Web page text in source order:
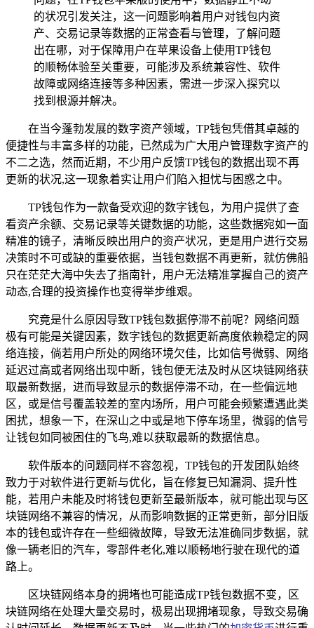
的状况引发关注，这一问题影响着用户对钱包内资
产、交易记录等数据的正常查看与管理，了解问题
出在哪，对于保障用户在苹果设备上使用TP钱包
的顺畅体验至关重要，可能涉及系统兼容性、软件
故障或网络连接等多种因素，需进一步深入探究以
找到根源并解决。
在当今蓬勃发展的数字资产领域，TP钱包凭借其卓越的
便捷性与丰富多样的功能，已然成为广大用户管理数字资产的
不二之选，然而近期，不少用户反馈TP钱包的数据出现不再
更新的状况,这一现象着实让用户们陷入担忧与困惑之中。
TP钱包作为一款备受欢迎的数字钱包，为用户提供了查
看资产余额、交易记录等关键数据的功能，这些数据宛如一面
精准的镜子，清晰反映出用户的资产状况，更是用户进行交易
决策时不可或缺的重要依据，当钱包数据不再更新，就仿佛船
只在茫茫大海中失去了指南针，用户无法精准掌握自己的资产
动态,合理的投资操作也变得举步维艰。
究竟是什么原因导致TP钱包数据停滞不前呢？网络问题
极有可能是关键因素，数字钱包的数据更新高度依赖稳定的网
络连接，倘若用户所处的网络环境欠佳，比如信号微弱、网络
延迟过高或者网络出现中断，钱包便无法及时从区块链网络获
取最新数据，进而导致显示的数据停滞不动，在一些偏远地
区，或是信号覆盖较差的室内场所，用户可能会频繁遭遇此类
困扰，想象一下，在深山之中或是地下停车场里，微弱的信号
让钱包如同被困住的飞鸟,难以获取最新的数据信息。
软件版本的问题同样不容忽视，TP钱包的开发团队始终
致力于对软件进行更新与优化，旨在修复已知漏洞、提升性
能，若用户未能及时将钱包更新至最新版本，就可能出现与区
块链网络不兼容的情况，从而影响数据的正常更新，部分旧版
本的钱包或许存在一些细微故障，导致无法准确同步数据，就
像一辆老旧的汽车，零部件老化,难以顺畅地行驶在现代的道
路上。
区块链网络本身的拥堵也可能造成TP钱包数据不变，区
块链网络在处理大量交易时，极易出现拥堵现象，导致交易确